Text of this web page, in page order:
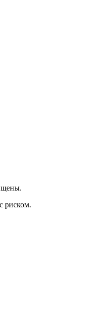
риском.